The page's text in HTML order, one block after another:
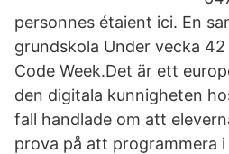
personnes étaient ici. En
grundskola Under vecka
Code Week.Det är ett
den digitala kunnigheten
fall handlade om att
prova på att programmera